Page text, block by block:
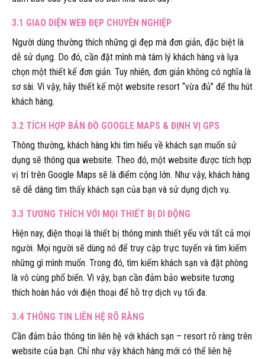
3.1 GIAO DIỆN WEB ĐẸP CHUYÊN NGHIỆP
Người dùng thường thích những gì đẹp mà đơn giản, đặc biệt là
dễ sử dụng. Do đó, cần đặt mình mà tâm lý khách hàng và lựa
chọn một thiết kế đơn giản. Tuy nhiên, đơn giản không có nghĩa là
sơ sài. Vì vậy, hãy thiết kế một website resort “vừa đủ” để thu hút
khách hàng.
3.2 TÍCH HỢP BẢN ĐỒ GOOGLE MAPS & ĐỊNH VỊ GPS
Thông thường, khách hàng khi tìm hiểu về khách sạn muốn sử
dụng sẽ thông qua website. Theo đó, một website được tích hợp
vị trí trên Google Maps sẽ là điểm cộng lớn. Như vậy, khách hàng
sẽ dễ dàng tìm thấy khách sạn của bạn và sử dụng dịch vụ.
3.3 TƯƠNG THÍCH VỚI MỌI THIẾT BỊ DI ĐỘNG
Hiện nay, điện thoại là thiết bị thông minh thiết yếu với tất cả mọi
người. Mọi người sẽ dùng nó để truy cập trực tuyến và tìm kiếm
những gì mình muốn. Trong đó, tìm kiếm khách sạn và đặt phòng
là vô cùng phổ biến. Vì vậy, bạn cần đảm bảo website tương
thích hoàn hảo với điện thoại để hỗ trợ dịch vụ tối đa.
3.4 THÔNG TIN LIÊN HỆ RÕ RÀNG
Cần đảm bảo thông tin liên hệ với khách sạn – resort rõ ràng trên
website của bạn. Chỉ như vậy khách hàng mới có thể liên hệ